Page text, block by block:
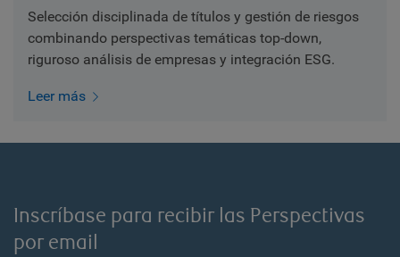
Selección disciplinada de títulos y gestión de riesgos
combinando perspectivas temáticas top-down,
riguroso análisis de empresas y integración ESG.
Leer más
Inscríbase para recibir las Perspectivas
por email